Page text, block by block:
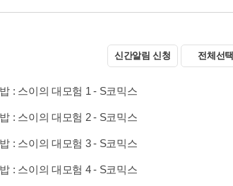
신간알림 신청 전체선택
: 스이의 대모험 1 - S코믹스
: 스이의 대모험 2 - S코믹스
: 스이의 대모험 3 - S코믹스
: 스이의 대모험 4 - S코믹스